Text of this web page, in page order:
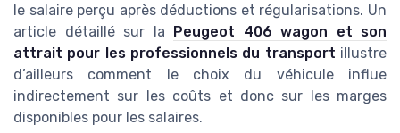
le salaire perçu après déductions et régularisations. Un
article détaillé sur la Peugeot 406 wagon et son
attrait pour les professionnels du transport illustre
d’ailleurs comment le choix du véhicule influe
indirectement sur les coûts et donc sur les marges
disponibles pour les salaires.